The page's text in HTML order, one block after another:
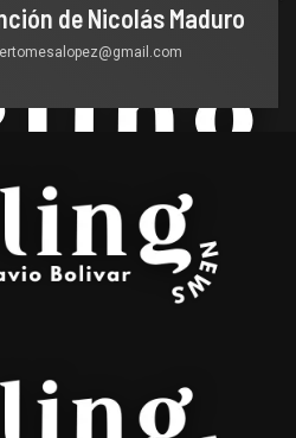
de Nicolás Maduro